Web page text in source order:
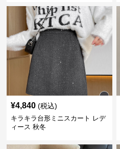
¥4,840 (税込)
キラキラ台形ミニスカート レデ
ィース 秋冬